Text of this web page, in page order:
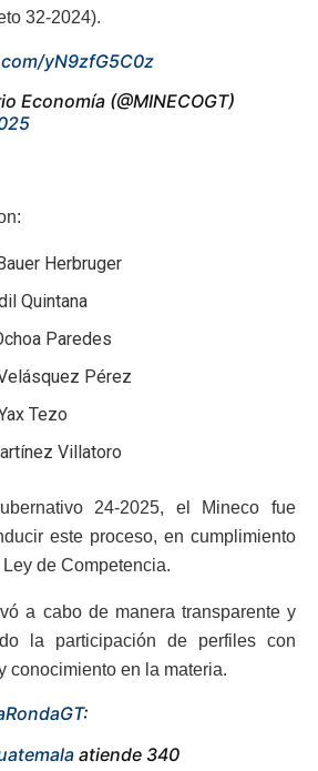
32-2024).
yN9zfG5C0z
Economía (@MINECOGT)
Herbruger
Quintana
Paredes
Pérez
Tezo
Villatoro
24-2025, el Mineco fue
este proceso, en cumplimiento
de Competencia.
a cabo de manera transparente y
la participación de perfiles con
conocimiento en la materia.
:
atiende 340